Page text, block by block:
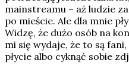
mainstreamu – aż ludzie
po mieście. Ale dla mnie
Widzę, że dużo osób na
mi się wydaje, że to są
płycie albo cyknąć sobie